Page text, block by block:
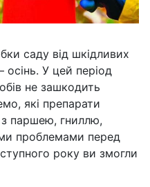
саду від шкідливих
осінь. У цей період
не зашкодить
які препарати
паршею, гниллю,
проблемами перед
року ви змогли